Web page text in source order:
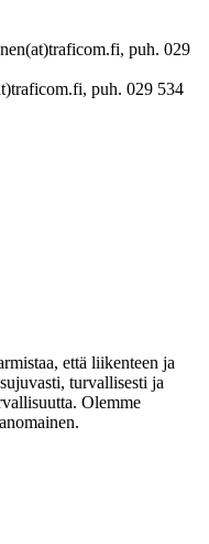
puh. 029
puh. 029 534
että liikenteen ja
turvallisesti ja
Olemme